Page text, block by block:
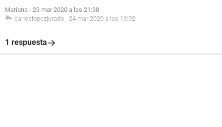
Mariana - 23 mar 2020 a las 21:38
carloslopezjurado - 24 mar 2020 a las 13:02
1 respuesta